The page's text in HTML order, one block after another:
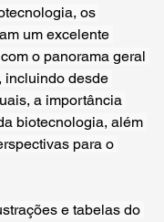
os
um excelente
o panorama geral
incluindo desde
a importância
biotecnologia, além
para o
e tabelas do